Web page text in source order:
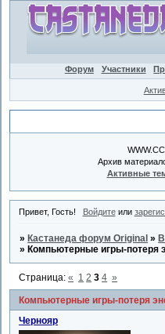
Форум Участники
Архив
Активные
Привет, Гость! Войдитеили
» Кастанеда форум Original »
» Компьютерные игры-потеря
Компьютерные игры-потеря
Страница:« 1 2 3 4 »
Чернояр